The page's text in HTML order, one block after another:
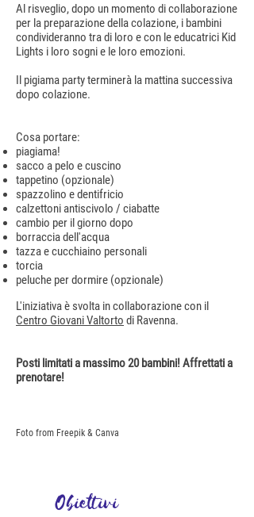
Al risveglio, dopo un momento di collaborazione
per la preparazione della colazione, i bambini
condivideranno tra di loro e con le educatrici Kid
Lights i loro sogni e le loro emozioni.
Il pigiama party terminerà la mattina successiva
dopo colazione.
Cosa portare:
piagiama!
sacco a pelo e cuscino
tappetino (opzionale)
spazzolino e dentifricio
calzettoni antiscivolo / ciabatte
cambio per il giorno dopo
borraccia dell'acqua
tazza e cucchiaino personali
torcia
peluche per dormire (opzionale)
L'iniziativa è svolta in collaborazione con il
Centro Giovani Valtorto di Ravenna.
Posti limitati a massimo 20 bambini! Affrettati a
prenotare!
Foto from Freepik & Canva
Obiettivi